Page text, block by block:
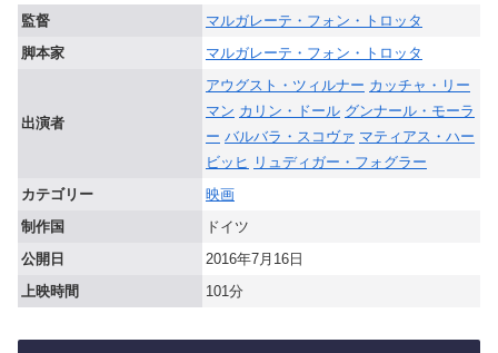
監督
マルガレーテ・フォン・トロッタ
脚本家
マルガレーテ・フォン・トロッタ
出演者
アウグスト・ツィルナー カッチャ・リー
マン カリン・ドール グンナール・モーラ
ー バルバラ・スコヴァ マティアス・ハー
ビッヒ リュディガー・フォグラー
カテゴリー
映画
制作国
ドイツ
公開日
2016年7月16日
上映時間
101分